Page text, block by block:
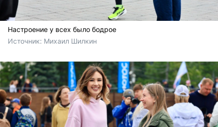
Настроение у всех было бодрое
Источник: Михаил Шилкин